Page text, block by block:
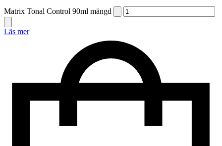
Matrix Tonal Control 90ml mängd
Läs mer